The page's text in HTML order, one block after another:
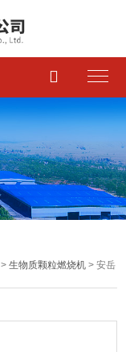

>生物质颗粒燃烧机 > 安岳